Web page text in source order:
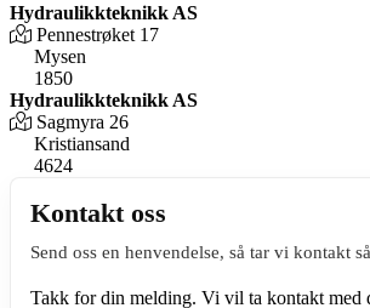
Hydraulikkteknikk AS
Pennestrøket 17
Mysen
1850
Hydraulikkteknikk AS
Sagmyra 26
Kristiansand
4624
Kontakt oss
Send oss en henvendelse, så tar vi kontakt
Takk for din melding. Vi vil ta kontakt med